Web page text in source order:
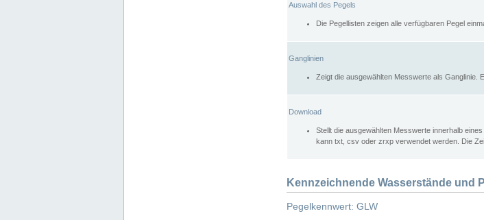
Auswahl des Pegels
Die Pegellisten zeigen alle verfügbaren Pegel
Ganglinien
Zeigt die ausgewählten Messwerte als Ganglinie.
Download
Stellt die ausgewählten Messwerte innerhalb
kann txt, csv oder zrxp verwendet werden. Die
Kennzeichnende Wasserstände und
Pegelkennwert: GLW